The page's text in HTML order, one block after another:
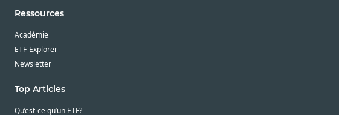
Ressources
Académie
ETF-Explorer
Newsletter
Top Articles
Qu’est-ce qu’un ETF?